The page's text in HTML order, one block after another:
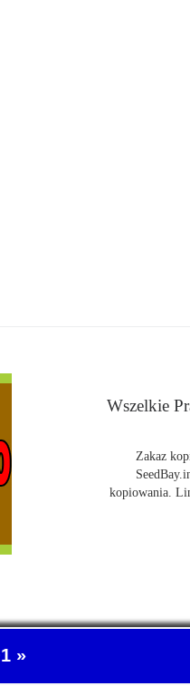
Wszelkie
Zakaz
kopiowania.
czyli kupuj z nami
»